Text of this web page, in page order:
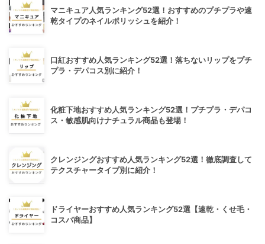
マニキュア人気ランキング52選！おすすめのプチプラや速
乾タイプのネイルポリッシュを紹介！
口紅おすすめ人気ランキング52選！落ちないリップをプチ
プラ・デパコス別に紹介！
化粧下地おすすめ人気ランキング52選！プチプラ・デパコ
ス・敏感肌向けナチュラル商品も登場！
クレンジングおすすめ人気ランキング52選！徹底調査して
テクスチャータイプ別に紹介！
ドライヤーおすすめ人気ランキング52選【速乾・くせ毛・
コスパ商品】